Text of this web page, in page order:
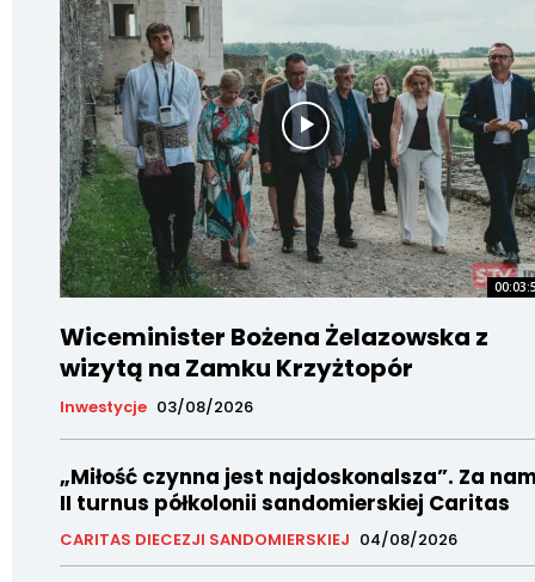
Wiceminister Bożena Żelazowska z
wizytą na Zamku Krzyżtopór
Inwestycje 03/08/2026
„Miłość czynna jest najdoskonalsza”. Za
II turnus półkolonii sandomierskiej Caritas
CARITAS DIECEZJI SANDOMIERSKIEJ 04/08/2026